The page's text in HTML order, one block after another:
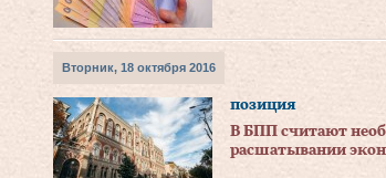
Вторник, 18 октября 2016
позиция
В БПП считают
расшатывании